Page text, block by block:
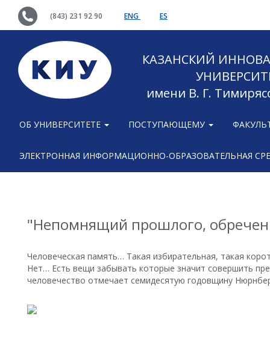
(843) 231 92 90 ENG ES
КАЗАНСКИЙ
имени В. Г.
ОБ УНИВЕРСИТЕТЕ ПОСТУПАЮЩЕМУ
ЭЛЕКТРОННАЯ ИНФОРМАЦИОННО-ОБРАЗОВАТЕЛЬНАЯ
"Непомнящий прошлого, обречен
Человеческая память… Такая избирательная, такая
Нет… Есть вещи забывать которые значит совершить
человечество отмечает семидесятую годовщину